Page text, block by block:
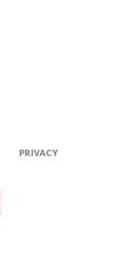
PRIVACY